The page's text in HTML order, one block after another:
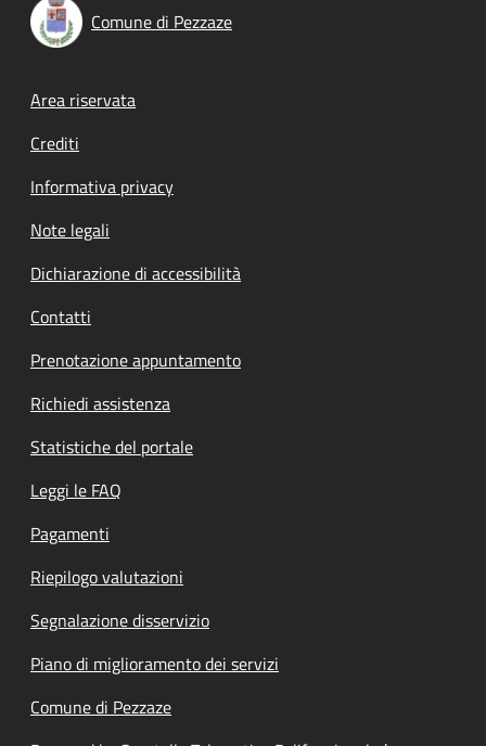
Comune di Pezzaze
Footer menu
Area riservata
Crediti
Informativa privacy
Note legali
Dichiarazione di accessibilità
Contatti
Prenotazione appuntamento
Richiedi assistenza
Statistiche del portale
Leggi le FAQ
Pagamenti
Riepilogo valutazioni
Segnalazione disservizio
Piano di miglioramento dei servizi
Comune di Pezzaze